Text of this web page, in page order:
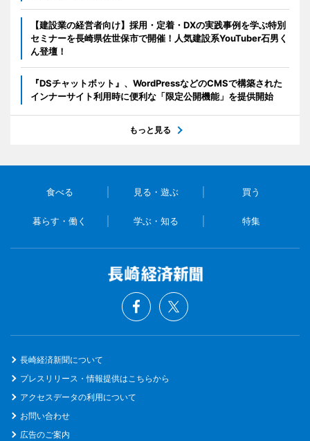
【建設業の経営者向け】採用・定着・DXの実践事例を学ぶ特別
セミナーを長崎県佐世保市で開催！人気建設系YouTuber石男く
ん登壇！
『DSチャットボット』、WordPressなどのCMSで構築された
インナーサイト利用時に便利な「限定公開機能」を提供開始
もっと見る
食べる 見る・遊ぶ 買う
暮らす・働く 学ぶ・知る 特集
長崎経済新聞について
プレスリリース・情報提供はこちらから
アクセスデータの利用について
お問い合わせ
広告のご案内